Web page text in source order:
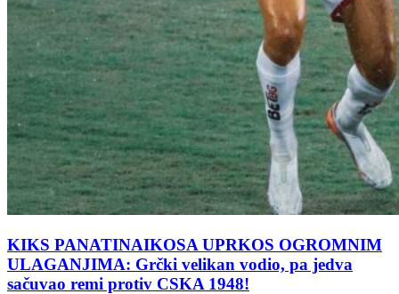
KIKS PANATINAIKOSA UPRKOS OGROMNIM
ULAGANJIMA: Grčki velikan vodio, pa jedva
sačuvao remi protiv CSKA 1948!